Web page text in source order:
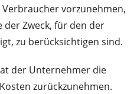
vorzunehmen,
der Zweck, für den der
zu berücksichtigen sind.
der Unternehmer die
zurückzunehmen.